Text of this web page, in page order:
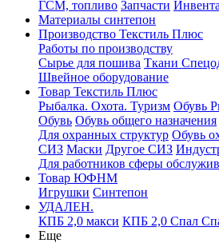
ГСМ, топливо Запчасти
Материалы синтепон
Производство Текстиль Плюс
Работы по производству
Сырье для пошива Ткани
Швейное оборудование
Товар Текстиль Плюс
Рыбалка. Охота. Туризм Обувь
Обувь Обувь общего назначения
Для охранных структур Обувь
СИЗ Маски Другое СИЗ
Для работников сферы
Товар ЮФНМ
Игрушки Синтепон
УДАЛЕН.
КПБ 2,0 макси КПБ 2,0 Спал
Еще